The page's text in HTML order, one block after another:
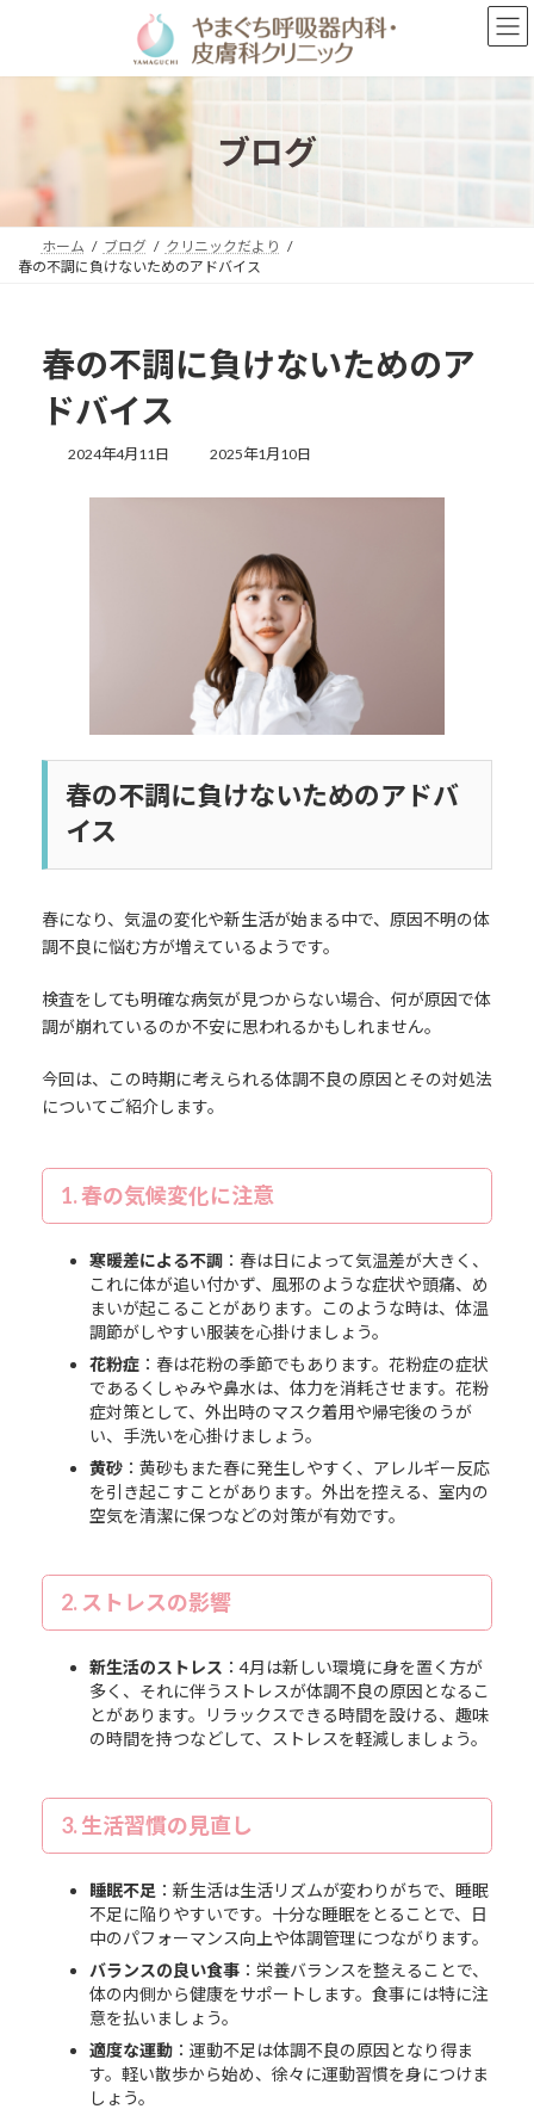
ン
プ
ー
動
ブログ
ホーム ブログ
クリニックだより
春の不調に負けないためのアドバイス
春の不調に負けないためのア
ドバイス
2024年4月11日
最
更
2025年1月10日
春の不調に負けないためのアドバ
イス
春になり、気温の変化や新生活が始まる中で、原因不明の体
調不良に悩む方が増えているようです。
検査をしても明確な病気が見つからない場合、何が原因で体
調が崩れているのか不安に思われるかもしれません。
今回は、この時期に考えられる体調不良の原因とその対処法
についてご紹介します。
1. 春の気候変化に注意
寒暖差による不調：春は日によって気温差が大きく、
これに体が追い付かず、風邪のような症状や頭痛、め
まいが起こることがあります。このような時は、体温
調節がしやすい服装を心掛けましょう。
花粉症：春は花粉の季節でもあります。花粉症の症状
であるくしゃみや鼻水は、体力を消耗させます。花粉
症対策として、外出時のマスク着用や帰宅後のうが
い、手洗いを心掛けましょう。
黄砂：黄砂もまた春に発生しやすく、アレルギー反応
を引き起こすことがあります。外出を控える、室内の
空気を清潔に保つなどの対策が有効です。
2. ストレスの影響
新生活のストレス ：4月は新しい環境に身を置く方が
多く、それに伴うストレスが体調不良の原因となるこ
とがあります。リラックスできる時間を設ける、趣味
の時間を持つなどして、ストレスを軽減しましょう。
3. 生活習慣の見直し
睡眠不足 ：新生活は生活リズムが変わりがちで、睡眠
不足に陥りやすいです。十分な睡眠をとることで、日
中のパフォーマンス向上や体調管理につながります。
バランスの良い食事：栄養バランスを整えることで、
体の内側から健康をサポートします。食事には特に注
意を払いましょう。
適度な運動：運動不足は体調不良の原因となり得ま
す。軽い散歩から始め、徐々に運動習慣を身につけま
しょう。